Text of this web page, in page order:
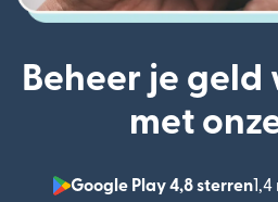
Beheer je
met
Google Play 4,8 sterren